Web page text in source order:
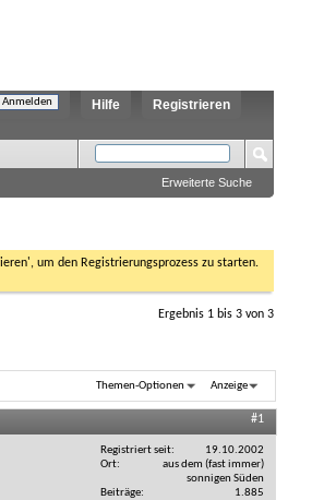
Registrieren
Hilfe
Erweiterte Suche
um den Registrierungsprozess zu starten.
Ergebnis 1 bis 3 von 3
Themen-Optionen Anzeige
#1
Registriert seit
19.10.2002
Ort
aus dem (fast immer)
sonnigen Süden
Beiträge
1.885